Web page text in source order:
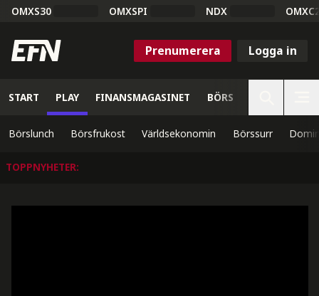
OMXS30 OMXSPI NDX
Prenumerera Logga in
START PLAY FINANSMAGASINET BÖRS
Börslunch Börsfrukost Världsekonomin Börssurr
TOPPNYHETER: